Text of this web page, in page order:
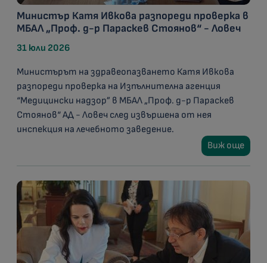
Министър Катя Ивкова разпореди проверка в
МБАЛ „Проф. д-р Параскев Стоянов“ - Ловеч
31 юли 2026
Министърът на здравеопазването Катя Ивкова
разпореди проверка на Изпълнителна агенция
“Медицински надзор” в МБАЛ „Проф. д-р Параскев
Стоянов“ АД - Ловеч след извършена от нея
инспекция на лечебното заведение.
Виж още